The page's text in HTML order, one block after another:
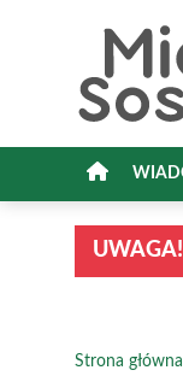
UWAGA!
Strona główna